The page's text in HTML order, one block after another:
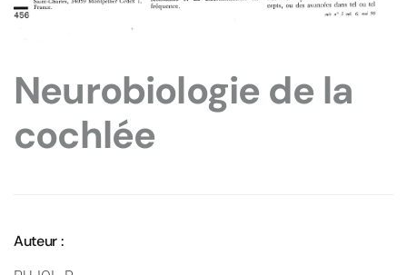
Neurobiologie de la
cochlée
Auteur :